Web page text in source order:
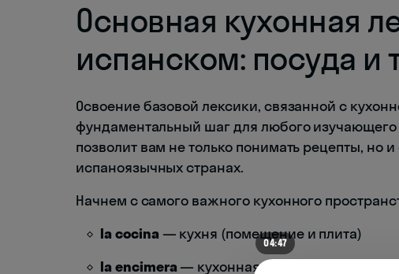
Основная кухонная
испанском: посуда и
Освоение базовой лексики, связанной с
фундаментальный шаг для любого изучающего
позволит вам не только понимать рецепты, но
испаноязычных странах.
Начнем с самого важного кухонного
la cocina — кухня (помещение и плита)
la encimera — кухонная столешница
04:47